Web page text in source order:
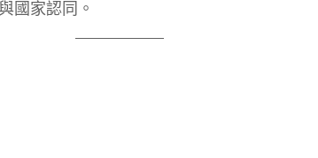
國家認同。